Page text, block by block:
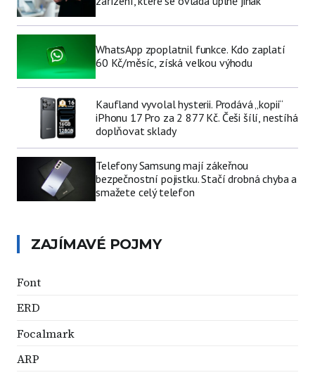
WhatsApp zpoplatnil funkce. Kdo zaplatí
60 Kč/měsíc, získá velkou výhodu
Kaufland vyvolal hysterii. Prodává „kopii“
iPhonu 17 Pro za 2 877 Kč. Češi šílí, nestíhá
doplňovat sklady
Telefony Samsung mají zákeřnou
bezpečnostní pojistku. Stačí drobná chyba a
smažete celý telefon
ZAJÍMAVÉ POJMY
Font
ERD
Focalmark
ARP